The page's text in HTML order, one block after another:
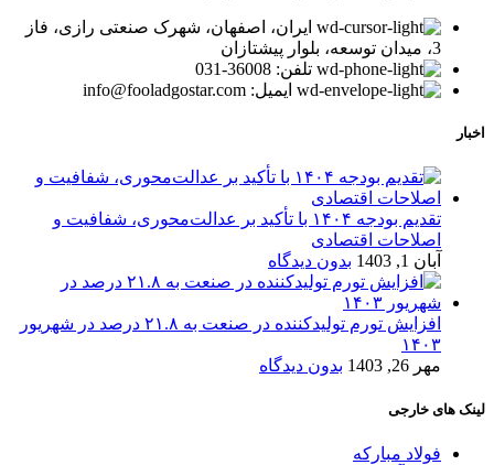
ایران، اصفهان، شهرک صنعتی رازی، فاز
3، میدان توسعه، بلوار پیشتازان
تلفن: 36008-031
ایمیل: info@fooladgostar.com
اخبار
تقدیم بودجه ۱۴۰۴ با تأکید بر عدالت‌محوری، شفافیت و
اصلاحات اقتصادی
آبان 1, 1403
بدون دیدگاه
افزایش تورم تولیدکننده در صنعت به ۲۱.۸ درصد در شهریور
۱۴۰۳
مهر 26, 1403
بدون دیدگاه
لینک های خارجی
فولاد مبارکه